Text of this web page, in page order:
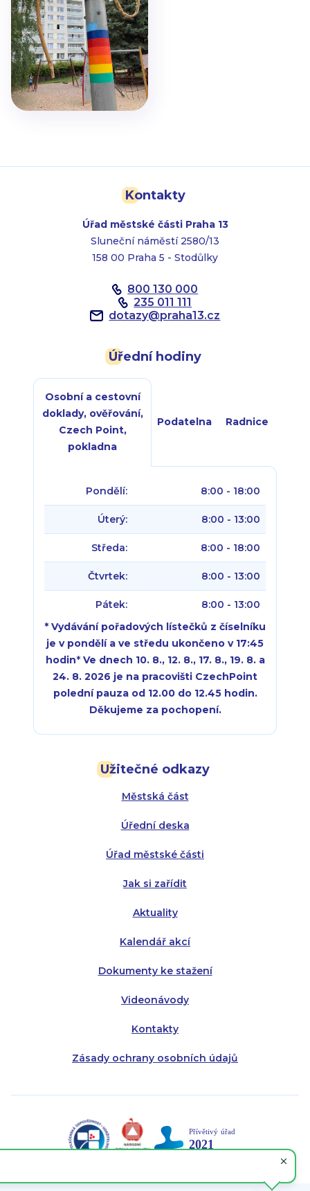
Kontakty
Úřad městské části Praha 13
Sluneční náměstí 2580/13
158 00 Praha 5 - Stodůlky
800 130 000
235 011 111
dotazy@praha13.cz
Užitečné odkazy
Městská část
Úřední deska
Úřad městské části
Jak si zařídit
Aktuality
Kalendář akcí
Dokumenty ke stažení
Videonávody
Kontakty
Zásady ochrany osobních údajů
Úřední hodiny
Osobní a cestovní
doklady, ověřování,
Czech Point,
pokladna
Podatelna Radnice
Pondělí: 8:00 - 18:00
Úterý: 8:00 - 13:00
Středa: 8:00 - 18:00
Čtvrtek: 8:00 - 13:00
Pátek:
8:00 - 13:00
* Vydávání pořadových lístečků z číselníku
je v pondělí a ve středu ukončeno v 17:45
hodin* Ve dnech 10. 8., 12. 8., 17. 8., 19. 8. a
24. 8. 2026 je na pracovišti CzechPoint
polední pauza od 12.00 do 12.45 hodin.
Děkujeme za pochopení.
Úterý:
Středa:
Čtvrtek:
Pátek:
Úterý:
Středa:
Čtvrtek: